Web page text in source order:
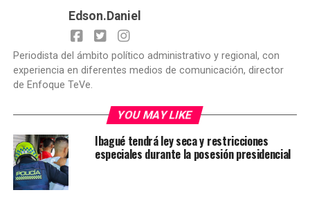
Edson.Daniel
Periodista del ámbito político administrativo y regional, con
experiencia en diferentes medios de comunicación, director
de Enfoque TeVe.
YOU MAY LIKE
Ibagué tendrá ley seca y restricciones
especiales durante la posesión presidencial